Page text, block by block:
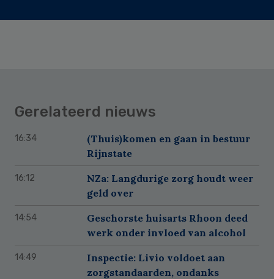
Gerelateerd nieuws
16:34
(Thuis)komen en gaan in bestuur
Rijnstate
16:12
NZa: Langdurige zorg houdt weer
geld over
14:54
Geschorste huisarts Rhoon deed
werk onder invloed van alcohol
14:49
Inspectie: Livio voldoet aan
zorgstandaarden, ondanks